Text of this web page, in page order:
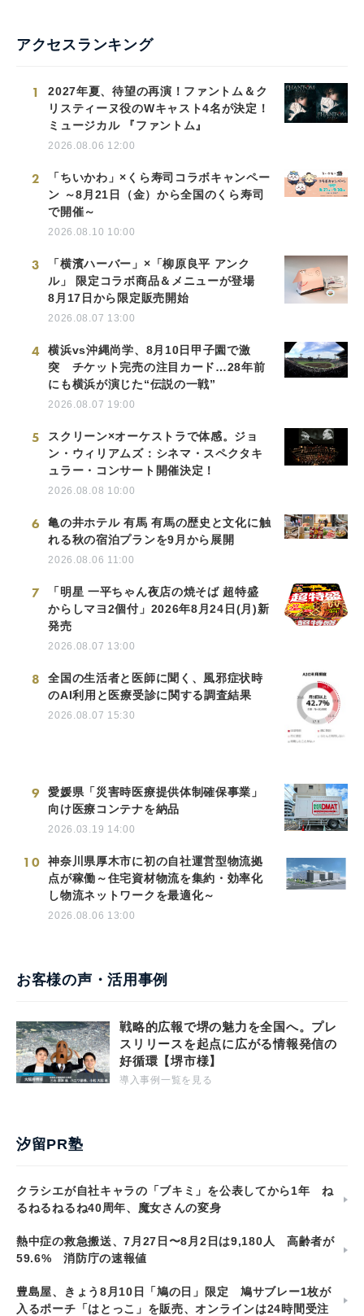
アクセスランキング
1
2027年夏、待望の再演！ファントム＆ク
リスティーヌ役のWキャスト4名が決定！
ミュージカル 『ファントム』
2026.08.06 12:00
2
「ちいかわ」×くら寿司コラボキャンペー
ン ～8月21日（金）から全国のくら寿司
で開催～
2026.08.10 10:00
3
「横濱ハーバー」×「柳原良平 アンク
ル」 限定コラボ商品＆メニューが登場
8月17日から限定販売開始
2026.08.07 13:00
4
横浜vs沖縄尚学、8月10日甲子園で激
突 チケット完売の注目カード…28年前
にも横浜が演じた“伝説の一戦”
2026.08.07 19:00
5
スクリーン×オーケストラで体感。ジョ
ン・ウィリアムズ：シネマ・スペクタキ
ュラー・コンサート開催決定！
2026.08.08 10:00
6
亀の井ホテル 有馬 有馬の歴史と文化に触
れる秋の宿泊プランを9月から展開
2026.08.06 11:00
7
「明星 一平ちゃん夜店の焼そば 超特盛
からしマヨ2個付」2026年8月24日(月)新
発売
2026.08.07 13:00
8
全国の生活者と医師に聞く、風邪症状時
のAI利用と医療受診に関する調査結果
2026.08.07 15:30
9
愛媛県「災害時医療提供体制確保事業」
向け医療コンテナを納品
2026.03.19 14:00
10
神奈川県厚木市に初の自社運営型物流拠
点が稼働～住宅資材物流を集約・効率化
し物流ネットワークを最適化～
2026.08.06 13:00
お客様の声・活用事例
戦略的広報で堺の魅力を全国へ。プレ
スリリースを起点に広がる情報発信の
好循環【堺市様】
導入事例一覧を見る
汐留PR塾
クラシエが自社キャラの「ブキミ」を公表してから1年 ね
るねるねるね40周年、魔女さんの変身
熱中症の救急搬送、7月27日〜8月2日は9,180人 高齢者が
59.6% 消防庁の速報値
豊島屋、きょう8月10日「鳩の日」限定 鳩サブレー1枚が
入るポーチ「はとっこ」を販売、オンラインは24時間受注